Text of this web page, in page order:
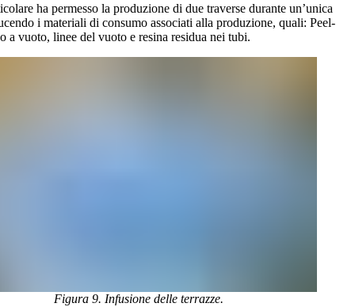
ha permesso la produzione di due traverse durante un’unica
i materiali di consumo associati alla produzione, quali: Peel-
a vuoto, linee del vuoto e resina residua nei tubi.
Figura 9. Infusione delle terrazze.